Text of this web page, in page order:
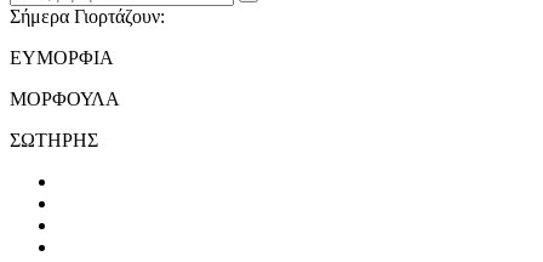
Σήμερα Γιορτάζουν:
ΕΥΜΟΡΦΙΑ
ΜΟΡΦΟΥΛΑ
ΣΩΤΗΡΗΣ